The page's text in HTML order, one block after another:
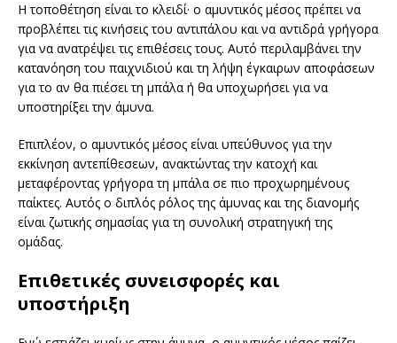
Η τοποθέτηση είναι το κλειδί· ο αμυντικός μέσος πρέπει να
προβλέπει τις κινήσεις του αντιπάλου και να αντιδρά γρήγορα
για να ανατρέψει τις επιθέσεις τους. Αυτό περιλαμβάνει την
κατανόηση του παιχνιδιού και τη λήψη έγκαιρων αποφάσεων
για το αν θα πιέσει τη μπάλα ή θα υποχωρήσει για να
υποστηρίξει την άμυνα.
Επιπλέον, ο αμυντικός μέσος είναι υπεύθυνος για την
εκκίνηση αντεπίθεσεων, ανακτώντας την κατοχή και
μεταφέροντας γρήγορα τη μπάλα σε πιο προχωρημένους
παίκτες. Αυτός ο διπλός ρόλος της άμυνας και της διανομής
είναι ζωτικής σημασίας για τη συνολική στρατηγική της
ομάδας.
Επιθετικές συνεισφορές και
υποστήριξη